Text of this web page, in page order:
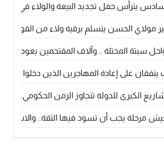
يترأس حفل تجديد البيعة والولاء في
مولاي الحسن يتسلم برقية ولاء من القوات
يتفقان على إعادة المهاجرين الذين دخلوا سبتة
الكبرى للدولة تتجاوز الزمن الحكومي..
مرحلة يجب أن تسود فيها الثقة..